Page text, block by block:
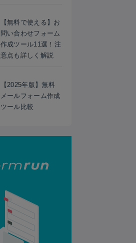
【無料で使える】お
問い合わせフォーム
作成ツール11選！注
意点も詳しく解説
【2025年版】無料
メールフォーム作成
ツール比較